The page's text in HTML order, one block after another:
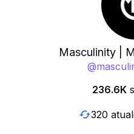
Masculinity |
@
236.6K
320